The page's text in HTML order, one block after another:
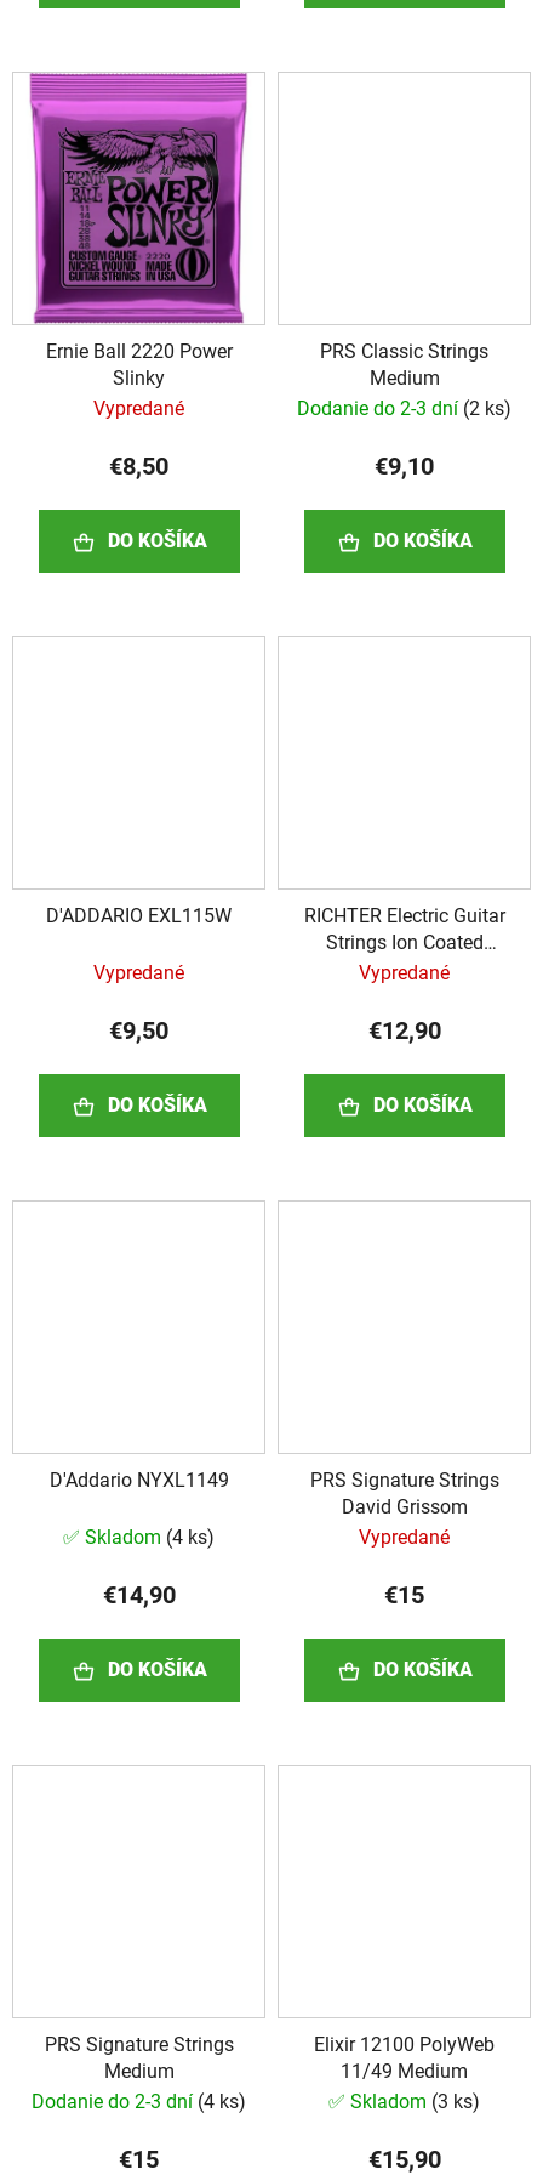
Ernie Ball 2220 Power
Slinky
Vypredané
€8,50
DO KOŠÍKA
PRS Classic Strings
Medium
Dodanie do 2-3 dní (2 ks)
€9,10
DO KOŠÍKA
D'ADDARIO EXL115W
Vypredané
€9,50
DO KOŠÍKA
RICHTER Electric Guitar
Strings Ion Coated
Heavy 11-52
Vypredané
€12,90
DO KOŠÍKA
D'Addario NYXL1149
✅ Skladom (4 ks)
€14,90
DO KOŠÍKA
PRS Signature Strings
David Grissom
Vypredané
€15
DO KOŠÍKA
PRS Signature Strings
Medium
Dodanie do 2-3 dní (4 ks)
€15
Elixir 12100 PolyWeb
11/49 Medium
✅ Skladom (3 ks)
€15,90